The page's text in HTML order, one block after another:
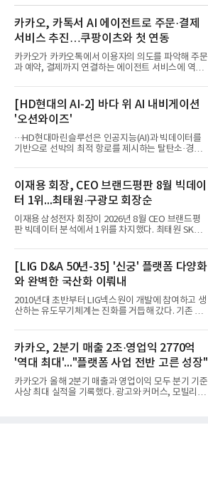
카카오, 카톡서 AI 에이전트로 주문·결제
서비스 추진…쿠팡이츠와 첫 연동
카카오가 카카오톡에서 이용자의 의도를 파악해 주문
과 예약, 결제까지 연결하는 에이전트 서비스에 역량
행 등으로 적용 범위를 넓혀 AI를 새로운 톡비즈 성장
축으로 만들겠다는 구상이다.정신아 카카오 대표는 6
일 열린 2분기 실적 발표 컨퍼런스콜에서 "AI는 톡비
즈 성장 재점화의 핵심이자 주요 매출원으로 자리 잡
을 것"이라며 이같은 AI 사업 전략을 공개했다. 카카
오는 이날 함께 발표한 2분기 연결 매출이 전년 동기
대비 9% 증가한 2조985억원, 영업이익은 36% 늘어
17% 증가하
[HD현대의 AI-2] 바다 위 AI 내비게이션
'오션와이즈'
···HD현대마린슬루선은 인공지능(AI)과 빅데이터를
기반으로 선박의 최적 항로를 제시하는 탈탄소·경제
장비 설치 없이 일고리즘 만으로 선박의 탄소 배출량
을 모니터링 및 예측하며, 연료 소비를 최소화하는 운
항 가이드라인을 제공한다.오션와이즈의 핵심 기능은
CI(탄소집약도지수) 실시간 관리 예측, 시 기반 최적
항로 추천, 선단 관리 등이다. HD현대오일뱅크와의
실증에서는 총 13개 구간, 10만6000km 항해를 통해
평균 5.3%의 연료 질감 효과를 입증했다. 이는 연간 1
의 핵심
이재용 회장, CEO 브랜드평판 8월 빅데이
터 1위...최태원·구광모 회장순
이재용 삼성전자 회장이 2026년 8월 CEO 브랜드평
판 빅데이터 분석에서 1위를 차지했다. 최태원 SK그
국기업평판연구소(소장 구창환)는 빅데이터뉴스와
함께 60명의 CEO 브랜드를 대상으로 2026년 7월 6
일부터 8월 6일까지 수집된 소비자 빅데이터
7,395,735건을 분석한 결과, 삼성 이재용 회장이 브
랜드평판지수 1,984,715를 기록하며 8월 1위에 올랐
다고 밝혔다. 분석에 활용된 빅데이터는 지난 7월
(14,233,797건) 대비 48.04% 감소한 수치다.8월
김승연, 이재현, 강호동, 김범수, 양종
[LIG D&A 50년-35] '신궁' 플랫폼 다양화
와 완벽한 국산화 이뤄내
2010년대 초반부터 LIG넥스원이 개발에 참여하고 생
산하는 유도무기체계는 진화를 거듭해 갔다. 기존 무
용도가 떨어지는 재래식 무기를 새롭게 활용하는 방
안이 강구됐다. 또 핵심 구성품 국산화를 통해 수출상
의 제약을 해소하고자 노력했다. 이러한 LIG넥스원의
신기술 개발 성과가 집약된 무기체계가 바로 휴대용
지대공 유도무기 ‘신궁’이다.신궁은 이미 2009년 수
출을 위한 개량형 멀티런처 개발을 완료함으로써 기
능 다양화와 계열화 가능성을 선보인 바 있었다. 이번
카카오, 2분기 매출 2조·영업익 2770억
'역대 최대'..."플랫폼 사업 전반 고른 성장"
카카오가 올해 2분기 매출과 영업이익 모두 분기 기준
사상 최대 실적을 기록했다. 광고와 커머스, 모빌리